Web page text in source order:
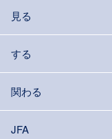
見る
する
関わる
JFA